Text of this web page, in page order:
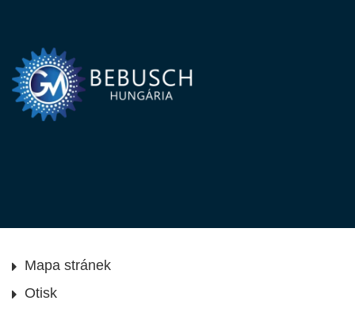
Mapa stránek
Otisk